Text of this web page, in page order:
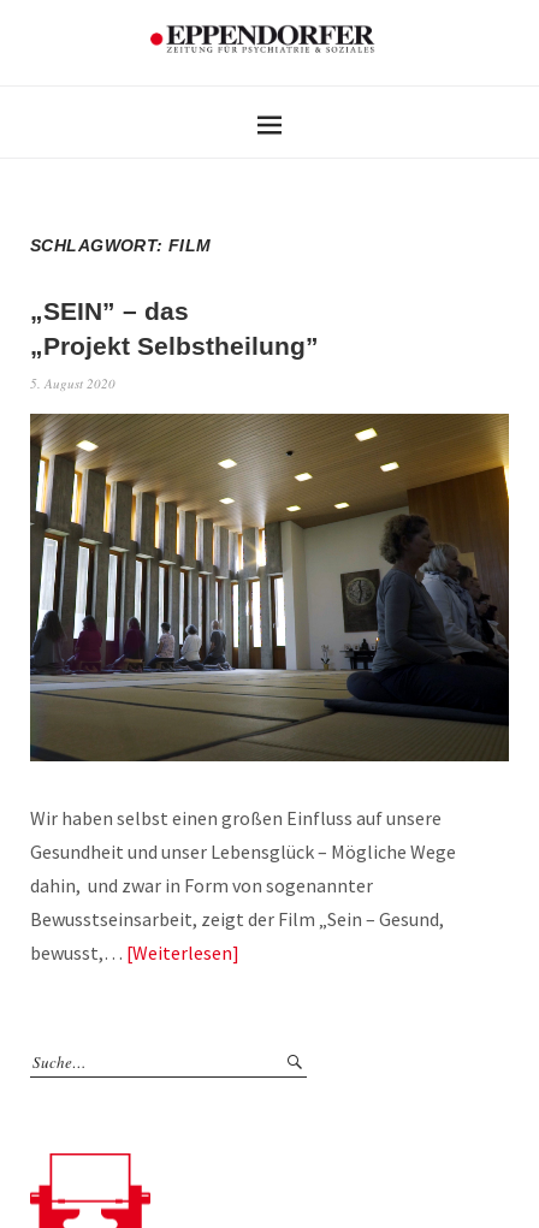
SCHLAGWORT:FILM
„SEIN” – das
„Projekt Selbstheilung”
5. August 2020
Wir haben selbst einen großen Einfluss auf unsere
Gesundheit und unser Lebensglück – Mögliche Wege
dahin, und zwar in Form von sogenannter
Bewusstseinsarbeit, zeigt der Film „Sein – Gesund,
bewusst,… Weiterlesen